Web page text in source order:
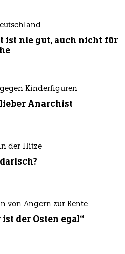
ist nie gut, auch nicht für
Kinderfiguren
Anarchist
der Hitze
von Angern zur Rente
ist der Osten egal“